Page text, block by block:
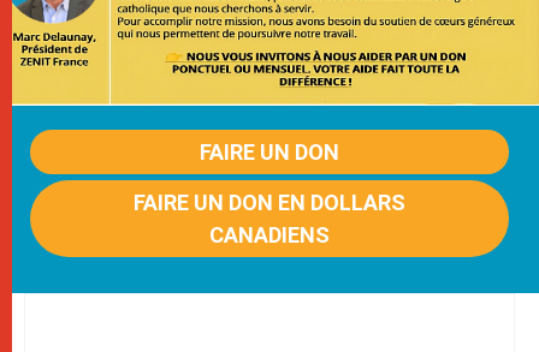
FAIRE UN DON
FAIRE UN DON EN DOLLARS
CANADIENS